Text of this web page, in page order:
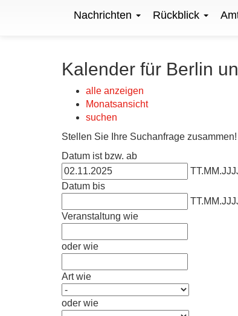
Nachrichten Rückblick
Kalender für Berlin
alle anzeigen
Monatsansicht
suchen
Stellen Sie Ihre Suchanfrage zusammen!
Datum ist bzw. ab
Datum bis
Veranstaltung wie
oder wie
Art wie
oder wie